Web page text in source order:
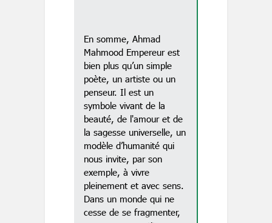
En somme, Ahmad
Mahmood Empereur est
bien plus qu’un simple
poète, un artiste ou un
penseur. Il est un
symbole vivant de la
beauté, de l'amour et de
la sagesse universelle, un
modèle d’humanité qui
nous invite, par son
exemple, à vivre
pleinement et avec sens.
Dans un monde qui ne
cesse de se fragmenter,